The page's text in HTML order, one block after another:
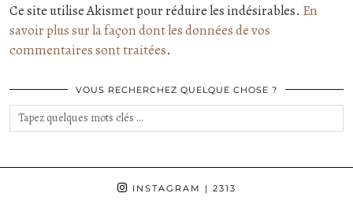
Ce site utilise Akismet pour réduire les indésirables. En
savoir plus sur la façon dont les données de vos
commentaires sont traitées.
VOUS RECHERCHEZ QUELQUE CHOSE ?
INSTAGRAM | 2313